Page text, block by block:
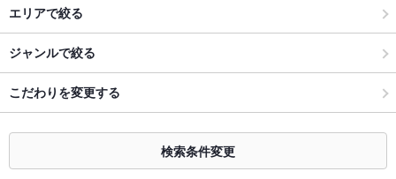
エリアで絞る
ジャンルで絞る
こだわりを変更する
検索条件変更